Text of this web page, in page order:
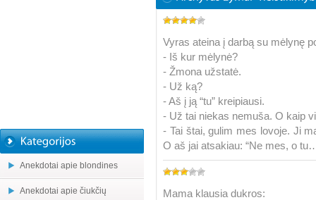
Anekdotai apie blondines
Anekdotai apie čiukčių
Vyras ateina į darbą su mėlynę
- Iš kur mėlynė?
- Žmona užstatė.
- Už ką?
- Aš į ją “tu” kreipiausi.
- Už tai niekas nemuša. O kaip
- Tai štai, gulim mes lovoje. Ji
O aš jai atsakiau: “Ne mes, o
Mama klausia dukros: